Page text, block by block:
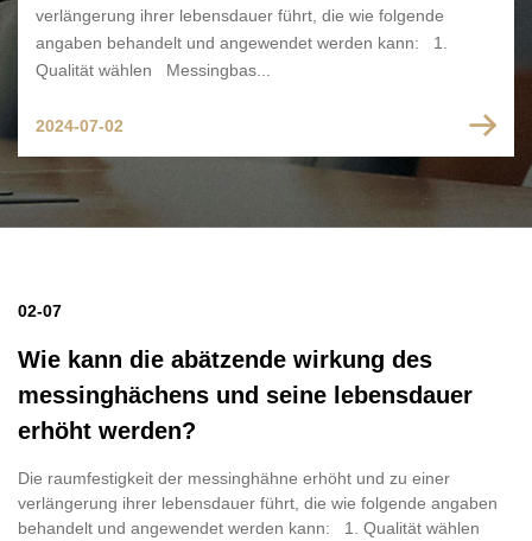
verlängerung ihrer lebensdauer führt, die wie folgende
angaben behandelt und angewendet werden kann: 1.
Qualität wählen Messingbas...
2024-07-02
02-07
Wie kann die abätzende wirkung des
messinghächens und seine lebensdauer
erhöht werden?
Die raumfestigkeit der messinghähne erhöht und zu einer
verlängerung ihrer lebensdauer führt, die wie folgende angaben
behandelt und angewendet werden kann: 1. Qualität wählen